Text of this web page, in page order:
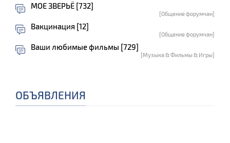
МОЕ ЗВЕРЬЁ [732]
[Общение форумчан]
Вакцинация [12]
[Общение форумчан]
Ваши любимые фильмы [729]
[Музыка & Фильмы & Игры]
ОБЪЯВЛЕНИЯ